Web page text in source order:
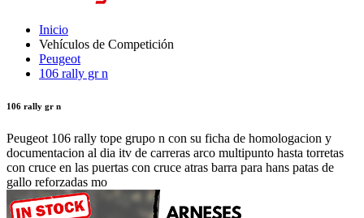
Inicio
Vehículos de Competición
Peugeot
106 rally gr n
106 rally gr n
Peugeot 106 rally tope grupo n con su ficha de homologacion y
documentacion al dia itv de carreras arco multipunto hasta torretas
con cruce en las puertas con cruce atras barra para hans patas de
gallo reforzadas mo